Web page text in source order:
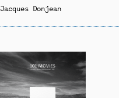
Jacques Donjean